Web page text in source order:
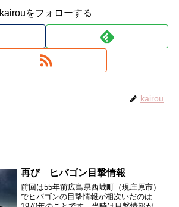
kairouをフォローする
kairou
再び ヒバゴン目撃情報
前回は55年前広島県西城町（現庄原市）
でヒバゴンの目撃情報が相次いだのは